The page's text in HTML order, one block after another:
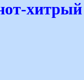
хитрый